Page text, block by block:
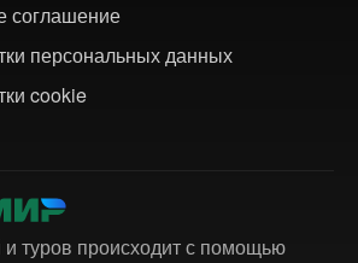
соглашение
персональных данных
cookie
и туров происходит с помощью